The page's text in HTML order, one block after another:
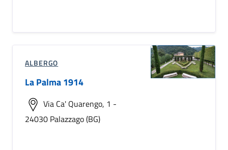
ALBERGO
La Palma 1914
Via Ca' Quarengo, 1 -
24030 Palazzago (BG)